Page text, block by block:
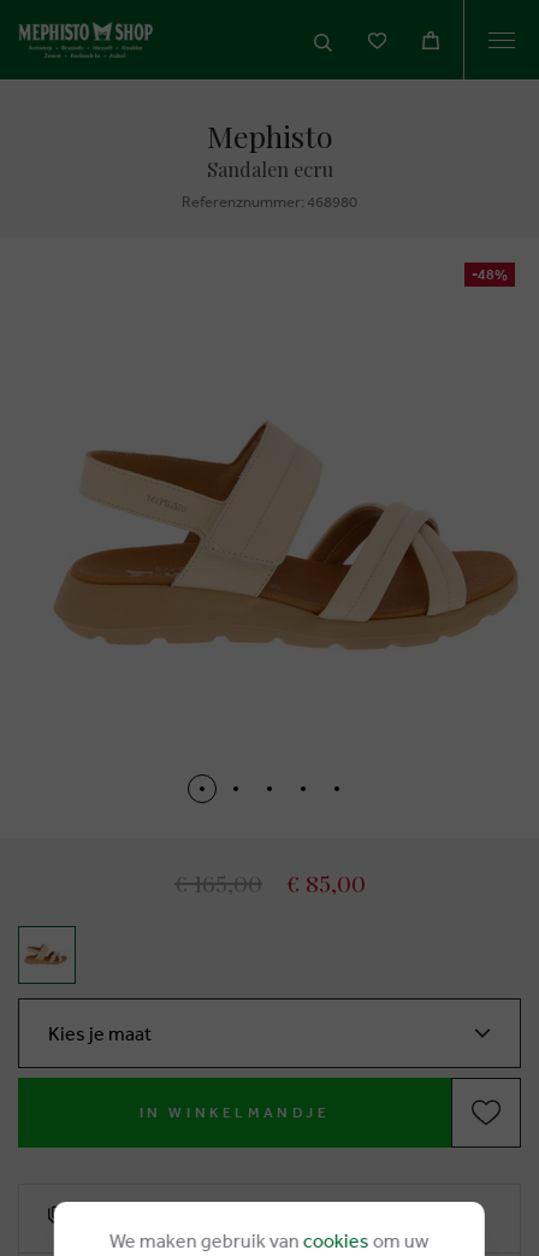
Mephisto
Sandalen ecru
Referenznummer: 468980
-48%
€ 165,00 € 85,00
Kies je maat
IN WINKELMANDJE
We maken gebruik van cookies om uw